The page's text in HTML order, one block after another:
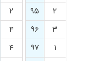
۲
۹۵ ۲
۳
۹۶ ۴
۱
۹۷ ۴